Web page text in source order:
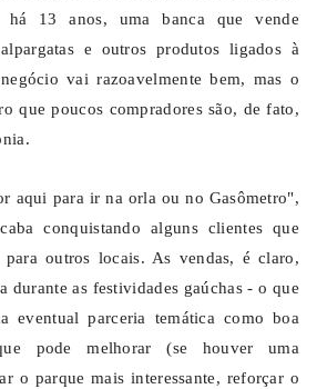
há 13 anos, uma banca que vende
e outros produtos ligados à
vai razoavelmente bem, mas o
que poucos compradores são, de fato,
aqui para ir na orla ou no Gasômetro",
conquistando alguns clientes que
para outros locais. As vendas, é claro,
durante as festividades gaúchas - o que
eventual parceria temática como boa
pode melhorar (se houver uma
o parque mais interessante, reforçar o